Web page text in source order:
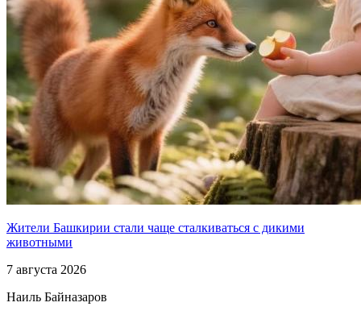
Жители Башкирии стали чаще сталкиваться с дикими
животными
7 августа 2026
Наиль Байназаров